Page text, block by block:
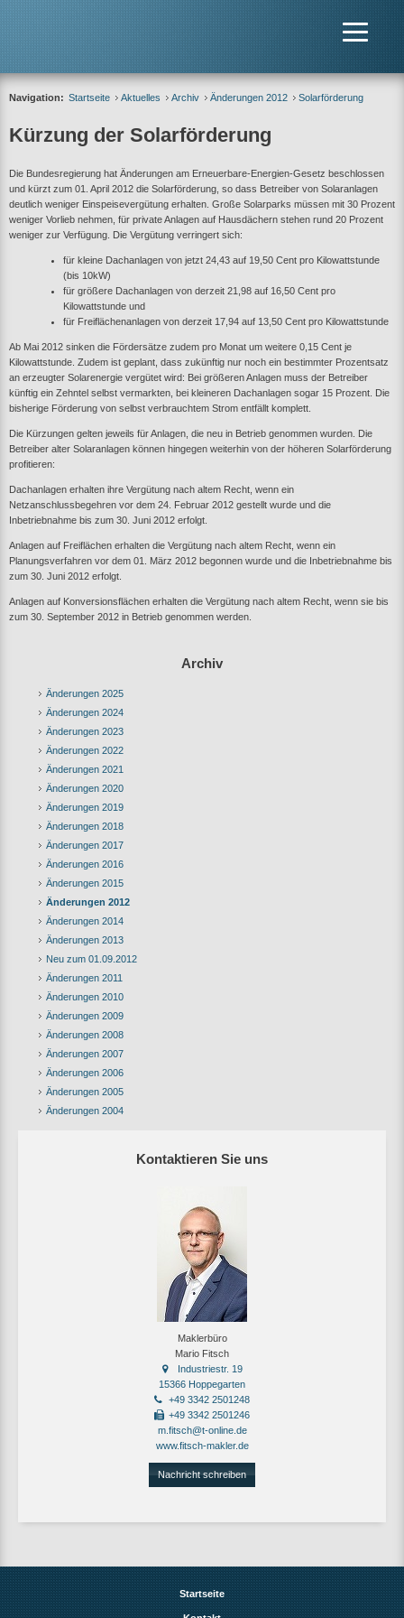
Archiv
Änderungen 2025
Änderungen 2024
Änderungen 2023
Änderungen 2022
Änderungen 2021
Änderungen 2020
Änderungen 2019
Änderungen 2018
Änderungen 2017
Änderungen 2016
Änderungen 2015
Änderungen 2012
Änderungen 2014
Änderungen 2013
Neu zum 01.09.2012
Änderungen 2011
Änderungen 2010
Änderungen 2009
Änderungen 2008
Änderungen 2007
Änderungen 2006
Änderungen 2005
Änderungen 2004
Kontaktieren Sie uns
Maklerbüro
Mario Fitsch
Industriestr. 19
15366 Hoppegarten
+49 3342 2501248
+49 3342 2501246
m.fitsch@t-online.de
www.fitsch-makler.de
Nachricht schreiben
Navigation: Startseite Aktuelles Archiv Änderungen 2012 Solarförderung
Kürzung der Solarförderung
Die Bundesregierung hat Änderungen am Erneuerbare-Energien-Gesetz beschlossen
und kürzt zum 01. April 2012 die Solarförderung, so dass Betreiber von Solaranlagen
deutlich weniger Einspeisevergütung erhalten. Große Solarparks müssen mit 30 Prozent
weniger Vorlieb nehmen, für private Anlagen auf Hausdächern stehen rund 20 Prozent
weniger zur Verfügung. Die Vergütung verringert sich:
für kleine Dachanlagen von jetzt 24,43 auf 19,50 Cent pro Kilowattstunde
(bis 10kW)
für größere Dachanlagen von derzeit 21,98 auf 16,50 Cent pro
Kilowattstunde und
für Freiflächenanlagen von derzeit 17,94 auf 13,50 Cent pro Kilowattstunde
Ab Mai 2012 sinken die Fördersätze zudem pro Monat um weitere 0,15 Cent je
Kilowattstunde. Zudem ist geplant, dass zukünftig nur noch ein bestimmter Prozentsatz
an erzeugter Solarenergie vergütet wird: Bei größeren Anlagen muss der Betreiber
künftig ein Zehntel selbst vermarkten, bei kleineren Dachanlagen sogar 15 Prozent. Die
bisherige Förderung von selbst verbrauchtem Strom entfällt komplett.
Die Kürzungen gelten jeweils für Anlagen, die neu in Betrieb genommen wurden. Die
Betreiber alter Solaranlagen können hingegen weiterhin von der höheren Solarförderung
profitieren:
Dachanlagen erhalten ihre Vergütung nach altem Recht, wenn ein
Netzanschlussbegehren vor dem 24. Februar 2012 gestellt wurde und die
Inbetriebnahme bis zum 30. Juni 2012 erfolgt.
Anlagen auf Freiflächen erhalten die Vergütung nach altem Recht, wenn ein
Planungsverfahren vor dem 01. März 2012 begonnen wurde und die Inbetriebnahme bis
zum 30. Juni 2012 erfolgt.
Anlagen auf Konversionsflächen erhalten die Vergütung nach altem Recht, wenn sie bis
zum 30. September 2012 in Betrieb genommen werden.
Startseite